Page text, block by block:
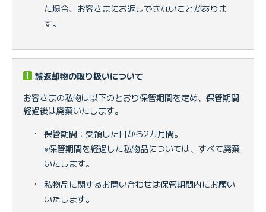
た場合、お客さまにお返しできないことがありま
す。
誤返却物の取り扱いについて
お客さまの私物は以下のとおり保管期間を定め、保管期間
経過後は廃棄いたします。
・
保管期間：受領した日から2カ月間。
※保管期間を経過した私物品については、すべて廃棄
いたします。
・
私物品に関するお問い合わせは保管期間内にお願い
いたします。